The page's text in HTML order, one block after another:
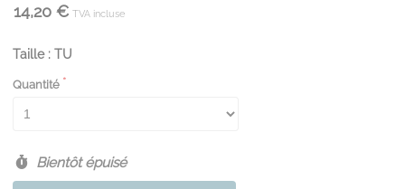
14,20 € TVA incluse
Taille : TU
Quantité
Bientôt épuisé